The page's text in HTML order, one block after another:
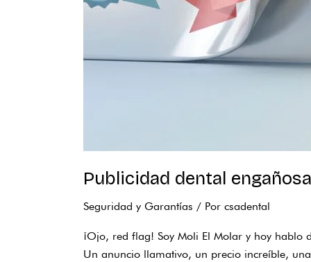
Publicidad dental
Seguridad y Garantías / Por csadental
¡Ojo, red flag! Soy Moli El Molar y hoy
Un anuncio llamativo, un precio increíble,